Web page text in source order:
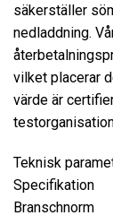
säkerställer
nedladdning.
vilket placerar
värde är
Teknisk
Specifikation
Branschnorm